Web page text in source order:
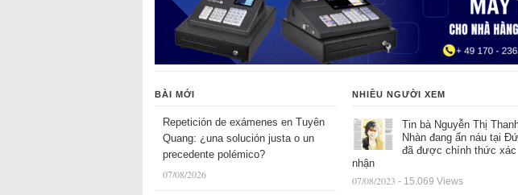
BÀI MỚI
Repetición de exámenes en Tuyên
Quang: ¿una solución justa o un
precedente polémico?
07/08/2026
NHIỀU NGƯỜI XEM
Tin bà Nguyễn Thị
Nhàn đang ẩn náu tại
đã được chính thức xác
nhận
07/08/2023 - 15.069 Views